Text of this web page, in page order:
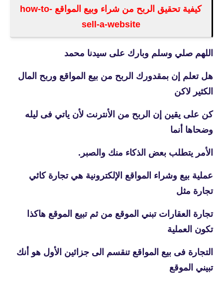
كيفية تحقيق الربح من شراء وبيع المواقع how-to-
sell-a-website
اللهم صلي وسلم وبارك على سيدنا محمد
هل تعلم إن بمقدورك الربح من بيع المواقع وربح المال
الكثير لاكن
كن على يقين إن الربح من الأنترنت لأن ياتي فى ليله
وضحاها أنما
الأمر يتطلب بعض الذكاء منك والصبر.
عملية بيع وشراء المواقع الإلكترونية هي تجارة كائي
تجارة مثل
تجارة العقارات تبني الموقع من ثم تبيع الموقع هاكذا
تكون العملية
التجارة فى بيع المواقع تنقسم الى جزائين الأول هو أنك
تبيني الموقع